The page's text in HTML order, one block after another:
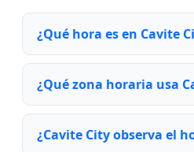
¿Qué hora es en Cavite
¿Qué zona horaria usa
¿Cavite City observa el